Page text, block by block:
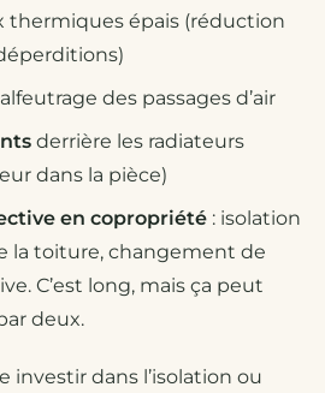
thermiques épais (réduction
des passages d’air
derrière les radiateurs
dans la pièce)
en copropriété : isolation
la toiture, changement de
C’est long, mais ça peut
deux.
investir dans l’isolation ou